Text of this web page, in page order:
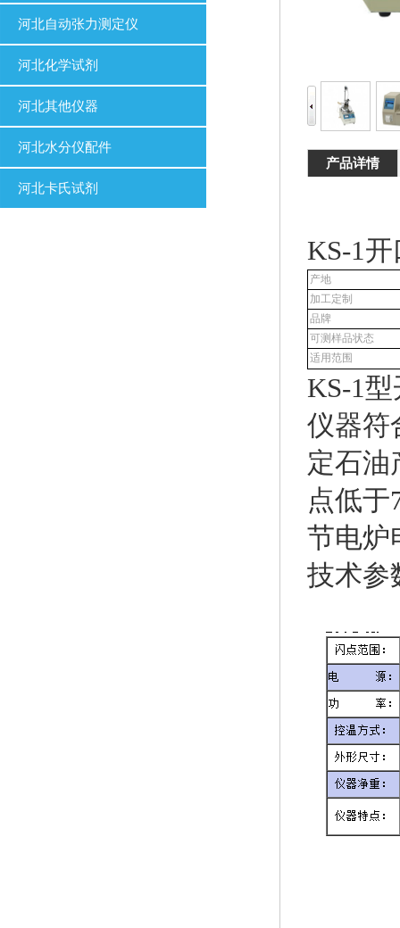
河北自动张力测定仪
河北化学试剂
河北其他仪器
河北水分仪配件
河北卡氏试剂
产品详情
KS-1
产地
加工定制
品牌
可测样品状态
适用范围
KS-1
仪器符
定石油
点低
节电炉
技术参